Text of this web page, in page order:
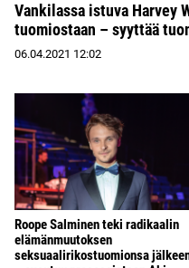
Vankilassa istuva Harvey
tuomiostaan – syyttää
06.04.2021 12:02
Roope Salminen teki radikaalin
elämänmuutoksen
seksuaalirikostuomionsa